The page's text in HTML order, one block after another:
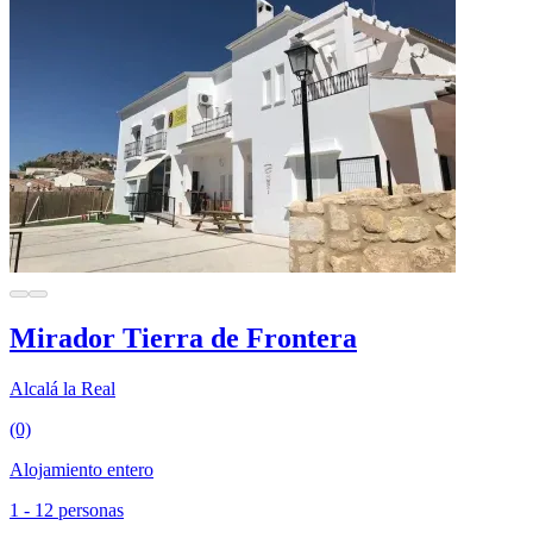
Mirador Tierra de Frontera
Alcalá la Real
(0)
Alojamiento entero
1 - 12 personas